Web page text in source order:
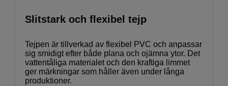
Slitstark och flexibel tejp
Tejpen är tillverkad av flexibel PVC och anpassar
sig smidigt efter både plana och ojämna ytor. Det
vattentåliga materialet och den kraftiga limmet
ger märkningar som håller även under långa
produktioner.